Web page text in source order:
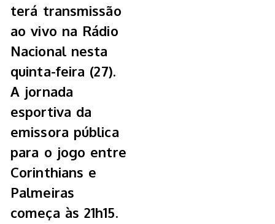
terá transmissão
ao vivo na Rádio
Nacional nesta
quinta-feira (27).
A jornada
esportiva da
emissora pública
para o jogo entre
Corinthians e
Palmeiras
começa às 21h15.